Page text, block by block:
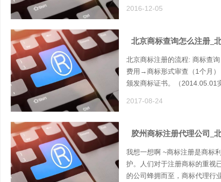
2016-12-05
北京商标查询怎么注册_
北京商标注册的流程: 商标查
费用→商标形式审查（1个月
颁发商标证书。（2014.05.01
2017-08-24
胶州商标注册代理公司_
我想一想啊 ~商标注册是商标
护。人们对于注册商标的重视
的公司蜂拥而至，商标代理行